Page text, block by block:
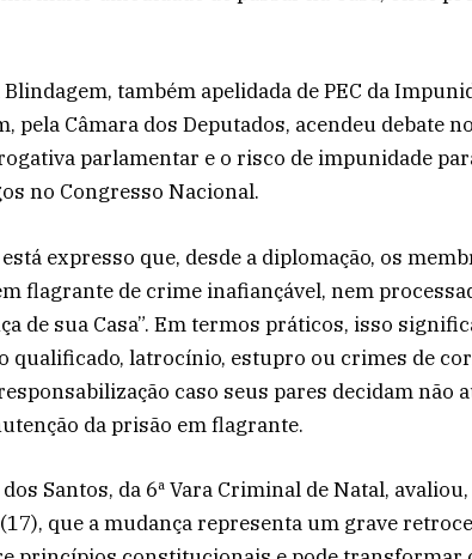
também apelidada de PEC da
pela Câmara dos Deputados, acendeu debate
parlamentar e o risco de impunidade
no Congresso Nacional.
expresso que, desde a diplomação, os
flagrante de crime inafiançável, nem
de sua Casa”. Em termos práticos, isso
qualificado, latrocínio, estupro ou crimes de
caso seus pares decidam não
da prisão em flagrante.
Santos, da 6ª Vara Criminal de Natal,
que a mudança representa um grave